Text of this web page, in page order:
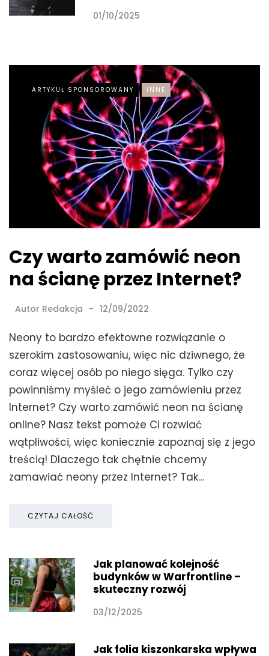
01/10/2025
ARTYKUŁ SPONSOROWANY INNE
Czy warto zamówić neon
na ścianę przez Internet?
Autor Redakcja 12/09/2022
Neony to bardzo efektowne rozwiązanie o
szerokim zastosowaniu, więc nic dziwnego, że
coraz więcej osób po niego sięga. Tylko czy
powinniśmy myśleć o jego zamówieniu przez
Internet? Czy warto zamówić neon na ścianę
online? Nasz tekst pomoże Ci rozwiać
wątpliwości, więc koniecznie zapoznaj się z jego
treścią! Dlaczego tak chętnie chcemy
zamawiać neony przez Internet? Tak…
CZYTAJ CAŁOŚĆ
Jak planować kolejność
budynków w Warfrontline –
skuteczny rozwój
03/12/2025
Jak folia kiszonkarska wpływa